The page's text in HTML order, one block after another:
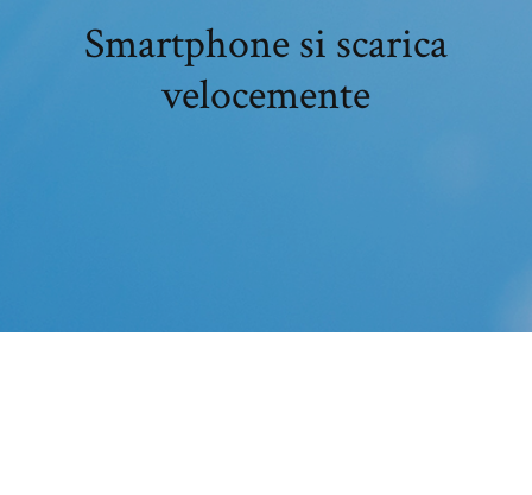
Smartphone si scarica
velocemente